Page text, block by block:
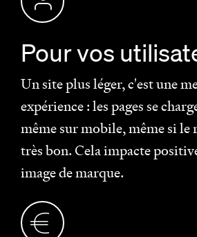
Pour vos
Un site plus léger, c'est une
expérience : les pages se
même sur mobile, même si le
très bon. Cela impacte
image de marque.